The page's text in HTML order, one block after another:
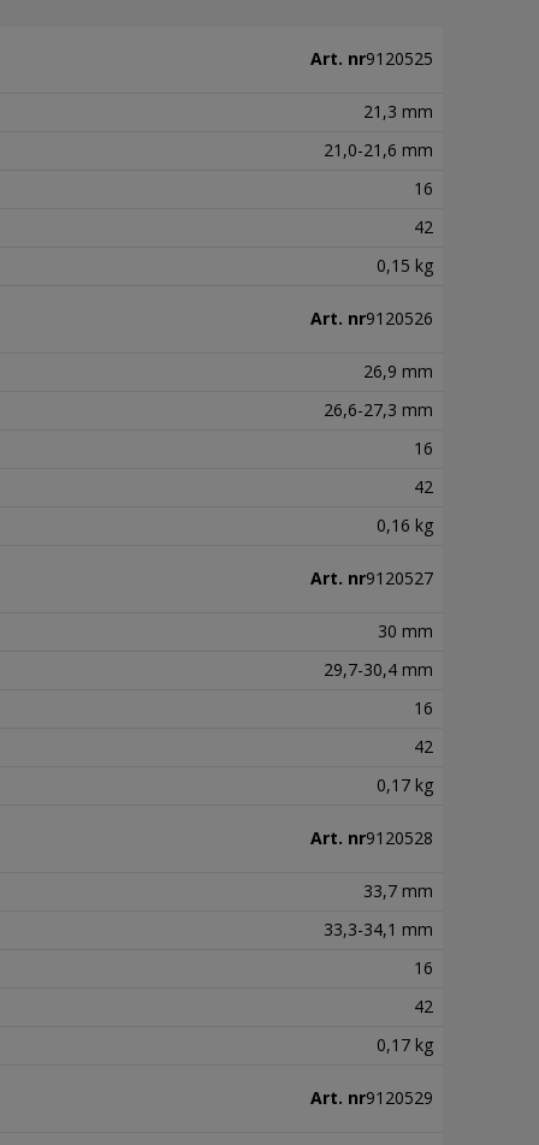
Art. nr9120525
21,3 mm
21,0-21,6 mm
16
42
0,15 kg
Art. nr9120526
26,9 mm
26,6-27,3 mm
16
42
0,16 kg
Art. nr9120527
30 mm
29,7-30,4 mm
16
42
0,17 kg
Art. nr9120528
33,7 mm
33,3-34,1 mm
16
42
0,17 kg
Art. nr9120529